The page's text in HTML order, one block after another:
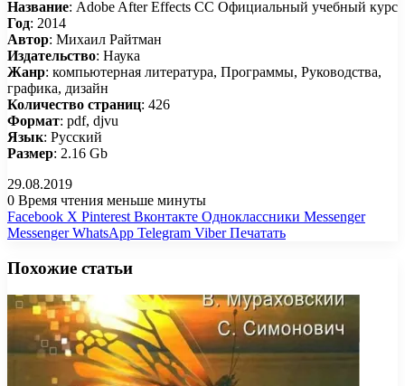
Название: Adobe After Effects CC Официальный учебный курс
Год: 2014
Автор: Михаил Райтман
Издательство: Наука
Жанр: компьютерная литература, Программы, Руководства,
графика, дизайн
Количество страниц: 426
Формат: pdf, djvu
Язык: Русский
Размер: 2.16 Gb
29.08.2019
0 Время чтения меньше минуты
Facebook X Pinterest Вконтакте Одноклассники Messenger
Messenger WhatsApp Telegram Viber Печатать
Похожие статьи